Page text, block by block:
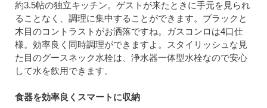
約3.5帖の独立キッチン。ゲストが来たときに手元を見られ
ることなく、調理に集中することができます。ブラックと
木目のコントラストがお洒落ですね。ガスコンロは4口仕
様。効率良く同時調理ができますよ。スタイリッシュな見
た目のグースネック水栓は、浄水器一体型水栓なので安心
して水を飲用できます。
食器を効率良くスマートに収納